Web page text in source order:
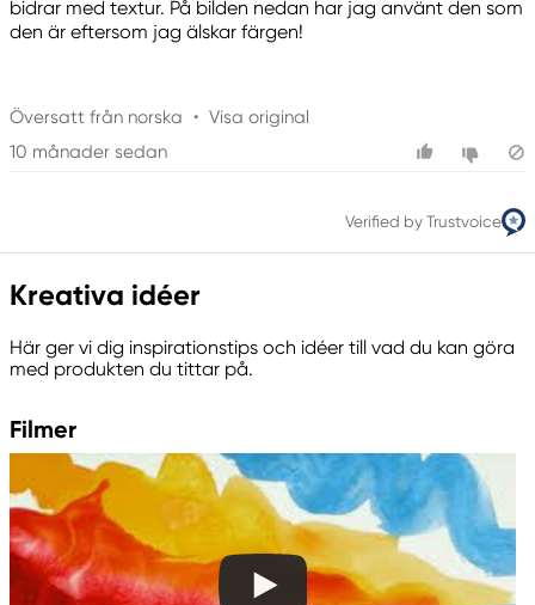
bidrar med textur. På bilden nedan har jag använt den som
den är eftersom jag älskar färgen!
Översatt från norska • Visa original
10 månader sedan
Verified by Trustvoice
Kreativa idéer
Här ger vi dig inspirationstips och idéer till vad du kan göra
med produkten du tittar på.
Filmer